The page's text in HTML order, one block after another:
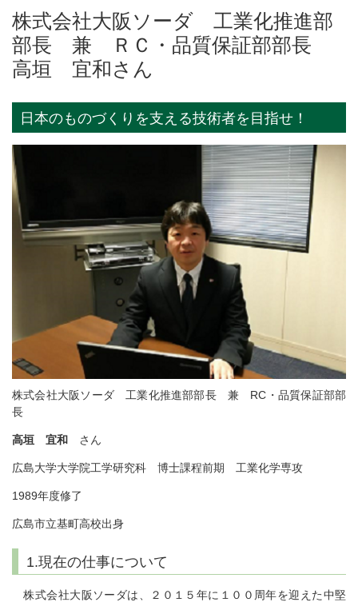
株式会社大阪ソーダ 工業化推進部
部長 兼 ＲＣ・品質保証部部長
高垣 宜和さん
日本のものづくりを支える技術者を目指せ！
株式会社大阪ソーダ 工業化推進部部長 兼 RC・品質保証部部
長
高垣 宜和 さん
広島大学大学院工学研究科 博士課程前期 工業化学専攻
1989年度修了
広島市立基町高校出身
1.現在の仕事について
株式会社大阪ソーダは、２０１５年に１００周年を迎えた中堅